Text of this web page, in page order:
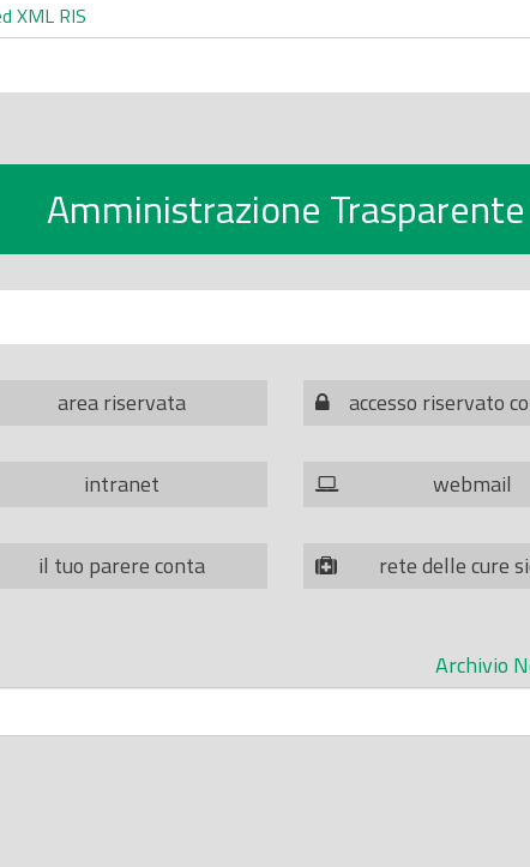
XML RIS
Amministrazione Trasparente
area riservata accesso riservato
intranet webmail
il tuo parere conta rete delle cure
Archivio